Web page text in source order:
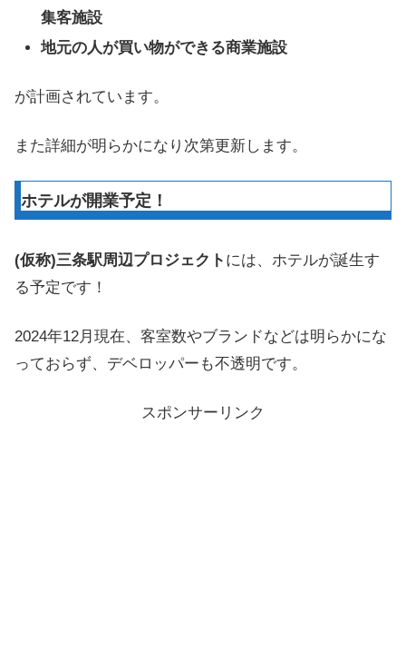
集客施設
地元の人が買い物ができる商業施設
が計画されています。
また詳細が明らかになり次第更新します。
ホテルが開業予定！
(仮称)三条駅周辺プロジェクト には、ホテルが誕生す
る予定です！
2024年12月現在、客室数やブランドなどは明らかにな
っておらず、デベロッパーも不透明です。
スポンサーリンク